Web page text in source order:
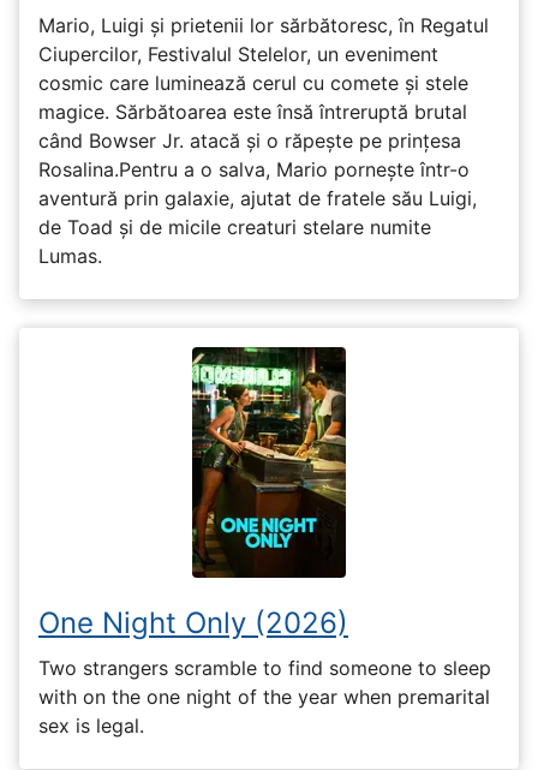
Mario, Luigi și prietenii lor sărbătoresc, în Regatul
Ciupercilor, Festivalul Stelelor, un eveniment
cosmic care luminează cerul cu comete și stele
magice. Sărbătoarea este însă întreruptă brutal
când Bowser Jr. atacă și o răpește pe prinţesa
Rosalina.Pentru a o salva, Mario pornește într-o
aventură prin galaxie, ajutat de fratele său Luigi,
de Toad și de micile creaturi stelare numite
Lumas.
One Night Only (2026)
Two strangers scramble to find someone to sleep
with on the one night of the year when premarital
sex is legal.